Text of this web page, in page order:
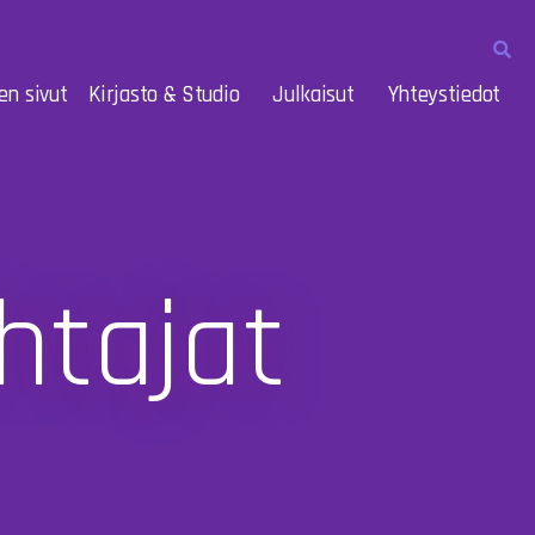
sivut Kirjasto & Studio Julkaisut Yhteystiedot